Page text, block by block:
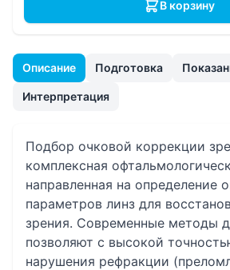
Описание Подготовка
Интерпретация
Подбор очковой коррекции
комплексная
направленная на определение
параметров линз для
зрения. Современные методы
позволяют с высокой
нарушения рефракции
В корзину